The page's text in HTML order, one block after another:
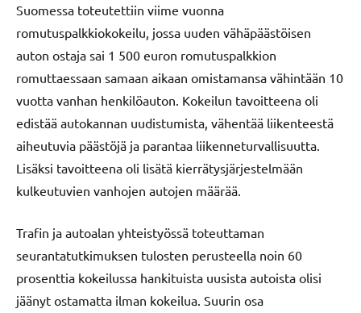
Suomessa toteutettiin viime vuonna
romutuspalkkiokokeilu, jossa uuden vähäpäästöisen
auton ostaja sai 1 500 euron romutuspalkkion
romuttaessaan samaan aikaan omistamansa vähintään 10
vuotta vanhan henkilöauton. Kokeilun tavoitteena oli
edistää autokannan uudistumista, vähentää liikenteestä
aiheutuvia päästöjä ja parantaa liikenneturvallisuutta.
Lisäksi tavoitteena oli lisätä kierrätysjärjestelmään
kulkeutuvien vanhojen autojen määrää.
Trafin ja autoalan yhteistyössä toteuttaman
seurantatutkimuksen tulosten perusteella noin 60
prosenttia kokeilussa hankituista uusista autoista olisi
jäänyt ostamatta ilman kokeilua. Suurin osa